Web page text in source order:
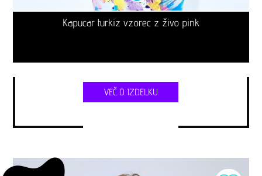
Kapucar turkiz vzorec z živo pink
VEČ O IZDELKU